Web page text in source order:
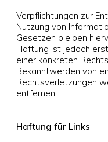
Verpflichtungen zur
Nutzung von
Gesetzen bleiben
Haftung ist jedoch
einer konkreten
Bekanntwerden von
Rechtsverletzungen
entfernen.
Haftung für Links